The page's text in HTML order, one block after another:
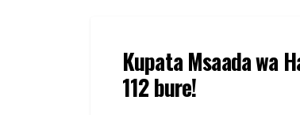
Kupata Msaada wa
112 bure!